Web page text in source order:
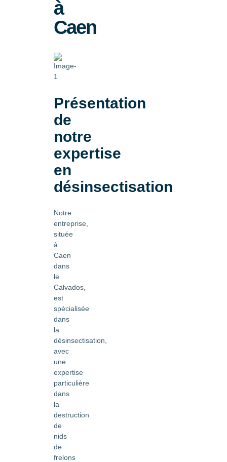
à
Caen
Présentation
de
notre
expertise
en
désinsectisation
Notre
entreprise,
située
à
Caen
dans
le
Calvados,
est
spécialisée
dans
la
désinsectisation,
avec
une
expertise
particulière
dans
la
destruction
de
nids
de
frelons